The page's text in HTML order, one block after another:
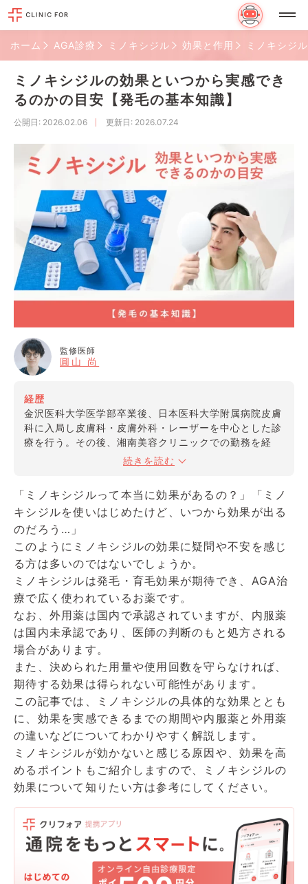
ホーム AGA診療 ミノキシジル 効果と作用 ミノキシジ
ミノキシジルの効果といつから実感でき
るのかの目安【発毛の基本知識】
公開日 : 2026.02.06 更新日 : 2026.07.24
監修医師
圓山 尚
経歴
金沢医科大学医学部卒業後、日本医科大学附属病院皮膚
科に入局し皮膚科・皮膚外科・レーザーを中心とした診
療を行う。その後、湘南美容クリニックでの勤務を経
て、2019年にクリニックフォア新橋院を開院。現在は
資格
・アラガン社ボトックスビスタ認定医
・アラガン社ジュビダームビスタ認定医
所属学会
・日本皮膚科学会
・日本美容皮膚科学会
・日本抗加齢医学会
続きを読む
「ミノキシジルって本当に効果があるの？」「ミノ
キシジルを使いはじめたけど、いつから効果が出る
のだろう…」
このようにミノキシジルの効果に疑問や不安を感じ
る方は多いのではないでしょうか。
ミノキシジルは発毛・育毛効果が期待でき、AGA治
療で広く使われているお薬です。
なお、外用薬は国内で承認されていますが、内服薬
は国内未承認であり、医師の判断のもと処方される
場合があります。
また、決められた用量や使用回数を守らなければ、
期待する効果は得られない可能性があります。
この記事では、ミノキシジルの具体的な効果ととも
に、効果を実感できるまでの期間や内服薬と外用薬
の違いなどについてわかりやすく解説します。
ミノキシジルが効かないと感じる原因や、効果を高
めるポイントもご紹介しますので、ミノキシジルの
効果について知りたい方は参考にしてください。